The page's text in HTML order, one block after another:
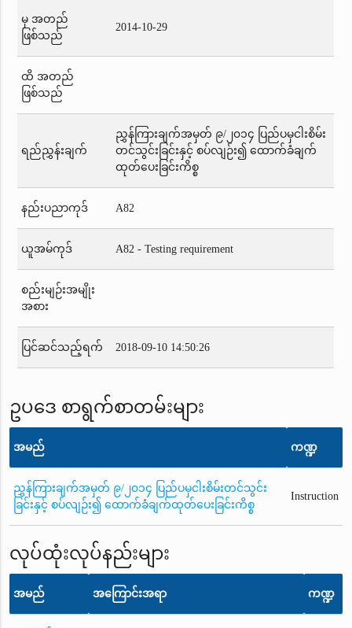
မှ အတည်
ဖြစ်သည်
2014-10-29
ထိ အတည်
ဖြစ်သည်
ရည်ညွှန်းချက်
ညွှန်ကြားချက်အမှတ် ၉/၂၀၁၄ ပြည်ပမှငါးစိမ်း
တင်သွင်းခြင်းနှင့် စပ်လျဉ်း၍ ထောက်ခံချက်
ထုတ်ပေးခြင်းကိစ္စ
နည်းပညာကုဒ် A82
ယူအမ်ကုဒ် A82 - Testing requirement
စည်းမျဉ်းအမျိုး
အစား
ပြင်ဆင်သည့်ရက် 2018-09-10 14:50:26
ဥပဒေ စာရွက်စာတမ်းများ
အမည် ကဏ္ဍ
ညွှန်ကြားချက်အမှတ် ၉/၂၀၁၄ ပြည်ပမှငါးစိမ်းတင်သွင်း
ခြင်းနှင့် စပ်လျဉ်း၍ ထောက်ခံချက်ထုတ်ပေးခြင်းကိစ္စ
Instruction
လုပ်ထုံးလုပ်နည်းများ
အမည် အကြောင်းအရာ ကဏ္ဍ